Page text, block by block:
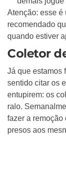
Atenção: esse é
recomendado
quando estiver
Coletor
Já que estamos
sentido citar os
entupirem: os
ralo.
fazer a
presos aos